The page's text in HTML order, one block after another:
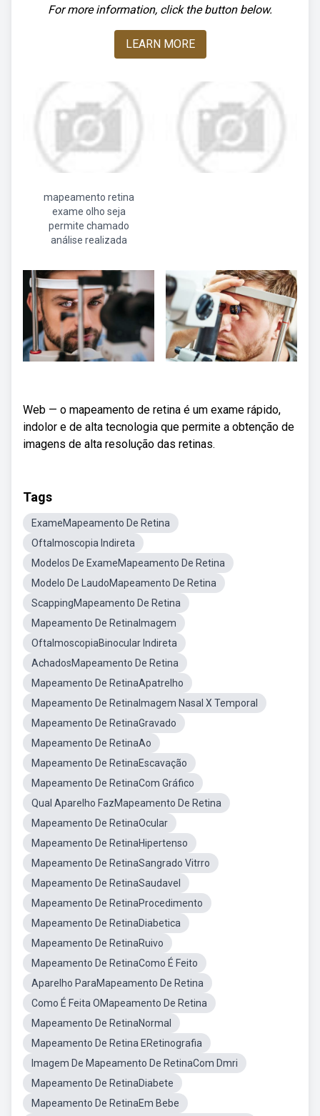
For more information, click the button below.
LEARN MORE
mapeamento retina
exame olho seja
permite chamado
análise realizada
Web — o mapeamento de retina é um exame rápido,
indolor e de alta tecnologia que permite a obtenção de
imagens de alta resolução das retinas.
Tags
ExameMapeamento De Retina
Oftalmoscopia Indireta
Modelos De ExameMapeamento De Retina
Modelo De LaudoMapeamento De Retina
ScappingMapeamento De Retina
Mapeamento De RetinaImagem
OftalmoscopiaBinocular Indireta
AchadosMapeamento De Retina
Mapeamento De RetinaApatrelho
Mapeamento De RetinaImagem Nasal X Temporal
Mapeamento De RetinaGravado
Mapeamento De RetinaAo
Mapeamento De RetinaEscavação
Mapeamento De RetinaCom Gráfico
Qual Aparelho FazMapeamento De Retina
Mapeamento De RetinaOcular
Mapeamento De RetinaHipertenso
Mapeamento De RetinaSangrado Vitrro
Mapeamento De RetinaSaudavel
Mapeamento De RetinaProcedimento
Mapeamento De RetinaDiabetica
Mapeamento De RetinaRuivo
Mapeamento De RetinaComo É Feito
Aparelho ParaMapeamento De Retina
Como É Feita OMapeamento De Retina
Mapeamento De RetinaNormal
Mapeamento De Retina ERetinografia
Imagem De Mapeamento De RetinaCom Dmri
Mapeamento De RetinaDiabete
Mapeamento De RetinaEm Bebe